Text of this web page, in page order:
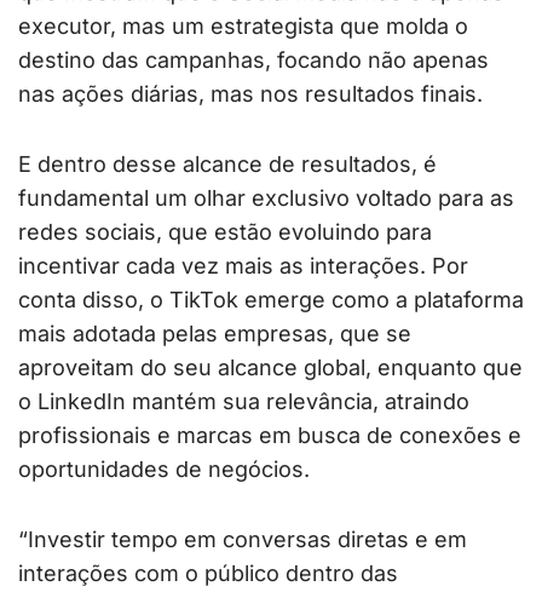
executor, mas um estrategista que molda o
destino das campanhas, focando não apenas
nas ações diárias, mas nos resultados finais.
E dentro desse alcance de resultados, é
fundamental um olhar exclusivo voltado para as
redes sociais, que estão evoluindo para
incentivar cada vez mais as interações. Por
conta disso, o TikTok emerge como a plataforma
mais adotada pelas empresas, que se
aproveitam do seu alcance global, enquanto que
o LinkedIn mantém sua relevância, atraindo
profissionais e marcas em busca de conexões e
oportunidades de negócios.
“Investir tempo em conversas diretas e em
interações com o público dentro das